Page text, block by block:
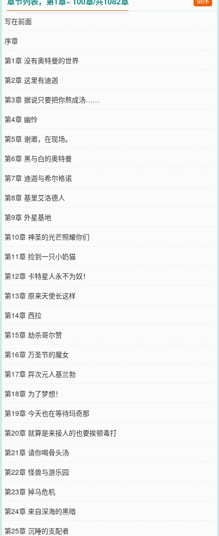
写在前面
序章
第1章 没有奥特曼的世界
第2章 这里有迪迦
第3章 据说只要把你熬成汤……
第4章 幽怜
第5章 谢邀，在现场。
第6章 黑与白的奥特曼
第7章 迪迦与希尔格诺
第8章 基里艾洛德人
第9章 外星基地
第10章 神圣的光芒照耀你们
第11章 捡到一只小奶猫
第12章 卡特星人永不为奴！
第13章 原来天使长这样
第14章 西拉
第15章 劫杀哥尔赞
第16章 万圣节的魔女
第17章 异次元人基兰勃
第18章 为了梦想！
第19章 今天也在等待玛奇那
第20章 就算是来接人的也要挨顿毒打
第21章 请你喝骨头汤
第22章 怪兽与游乐园
第23章 掉马危机
第24章 来自深海的黑暗
第25章 沉睡的支配者